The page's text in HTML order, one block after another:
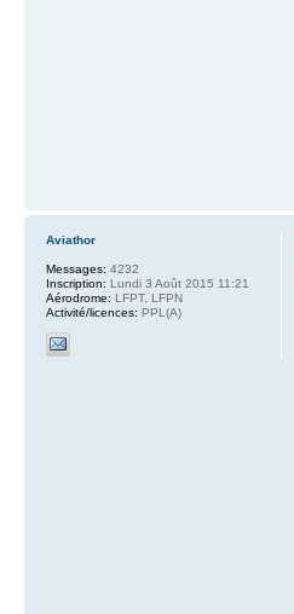
Aviathor
Messages: 4232
Inscription: Lundi 3 Août 2015 11:21
Aérodrome: LFPT, LFPN
Activité/licences: PPL(A)